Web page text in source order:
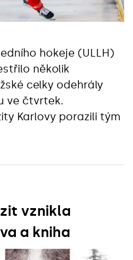
hokeje (ULLH)
několik
celky odehrály
ve čtvrtek.
Karlovy porazili tým
vznikla
a kniha